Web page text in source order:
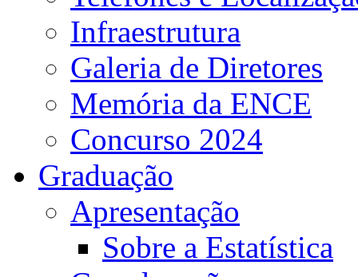
Infraestrutura
Galeria de Diretores
Memória da ENCE
Concurso 2024
Graduação
Apresentação
Sobre a Estatística